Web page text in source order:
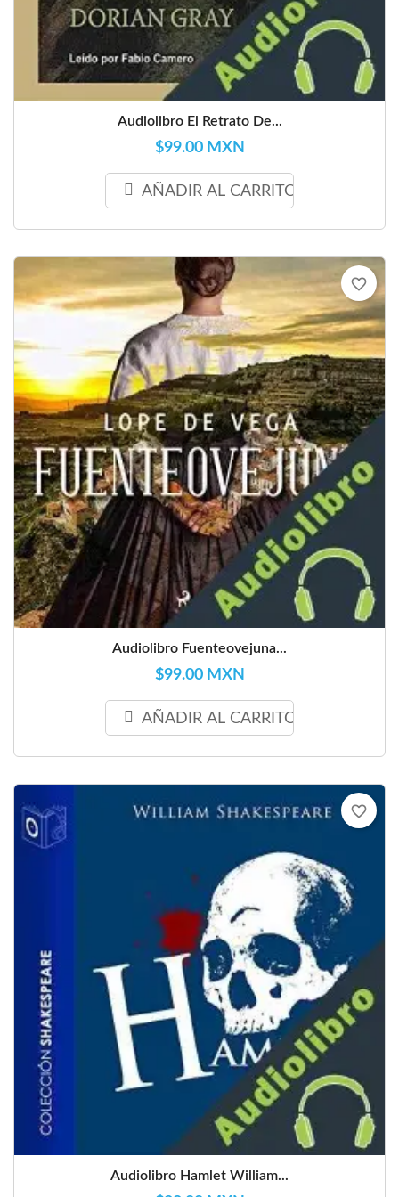
Audiolibro El Retrato De...
$99.00 MXN
AÑADIR AL CARRITO
Audiolibro Fuenteovejuna...
$99.00 MXN
AÑADIR AL CARRITO
favorite_border
Audiolibro Hamlet William...
favorite_border